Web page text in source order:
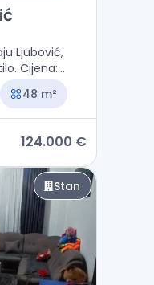
Ljubović
Ljubović,
Cijena:
48 m²
124.000 €
Stan